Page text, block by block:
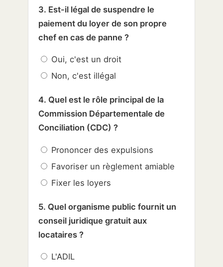
3. Est-il légal de suspendre le
paiement du loyer de son propre
chef en cas de panne ?
Oui, c'est un droit
Non, c'est illégal
4. Quel est le rôle principal de la
Commission Départementale de
Conciliation (CDC) ?
Prononcer des expulsions
Favoriser un règlement amiable
Fixer les loyers
5. Quel organisme public fournit un
conseil juridique gratuit aux
locataires ?
L'ADIL